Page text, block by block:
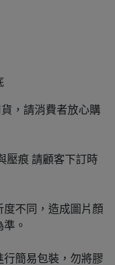
，請消費者放心購
壓痕 請顧客下訂時
不同，造成圖片顏
。
簡易包裝，勿將膠